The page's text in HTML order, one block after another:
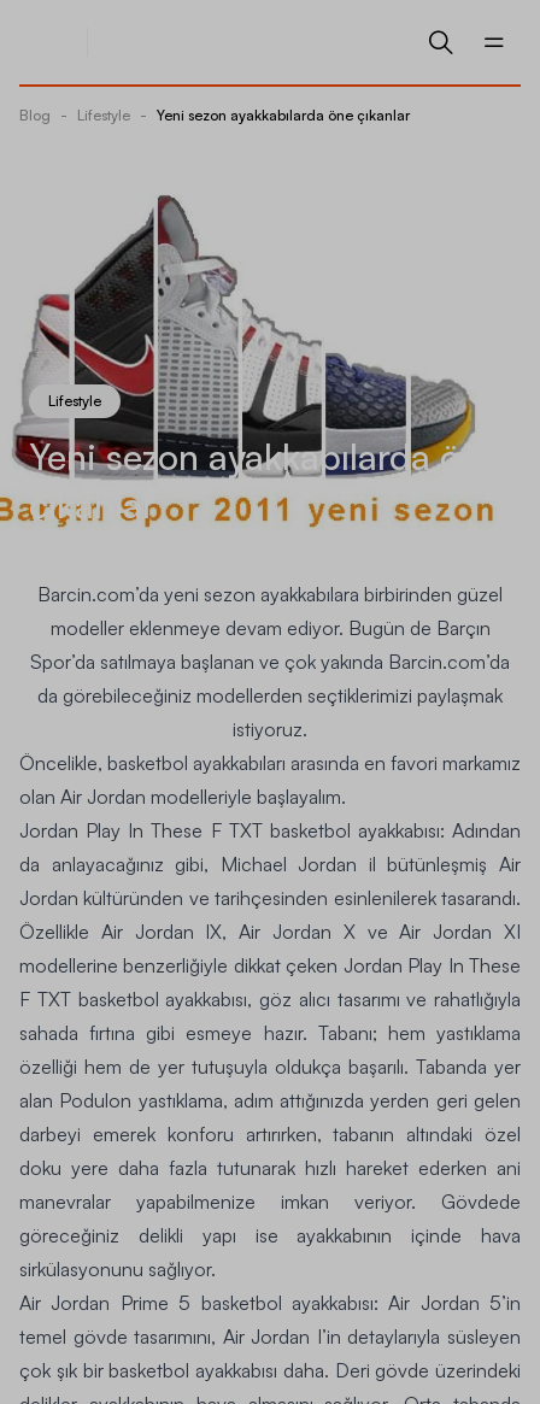
Blog - Lifestyle - Yeni sezon ayakkabılarda öne çıkanlar
Lifestyle
Yeni sezon ayakkabılarda öne
çıkanlar
Barcin.com’da yeni sezon ayakkabılara birbirinden güzel
modeller eklenmeye devam ediyor. Bugün de Barçın
Spor’da satılmaya başlanan ve çok yakında Barcin.com’da
da görebileceğiniz modellerden seçtiklerimizi paylaşmak
istiyoruz.
Öncelikle, basketbol ayakkabıları arasında en favori markamız
olan Air Jordan modelleriyle başlayalım.
Jordan Play In These F TXT basketbol ayakkabısı: Adından
da anlayacağınız gibi, Michael Jordan il bütünleşmiş Air
Jordan kültüründen ve tarihçesinden esinlenilerek tasarandı.
Özellikle Air Jordan IX,Air Jordan XveAir Jordan XI
modellerine benzerliğiyle dikkat çeken Jordan Play In These
F TXT basketbol ayakkabısı, göz alıcı tasarımı ve rahatlığıyla
sahada fırtına gibi esmeye hazır. Tabanı; hem yastıklama
özelliği hem de yer tutuşuyla oldukça başarılı. Tabanda yer
alan Podulon yastıklama, adım attığınızda yerden geri gelen
darbeyi emerek konforu artırırken, tabanın altındaki özel
doku yere daha fazla tutunarak hızlı hareket ederken ani
manevralar yapabilmenize imkan veriyor. Gövdede
göreceğiniz delikli yapı ise ayakkabının içinde hava
sirkülasyonunu sağlıyor.
Air Jordan Prime 5 basketbol ayakkabısı:Air Jordan 5’in
temel gövde tasarımını, Air Jordan I’in detaylarıyla süsleyen
çok şık bir basketbol ayakkabısı daha. Deri gövde üzerindeki